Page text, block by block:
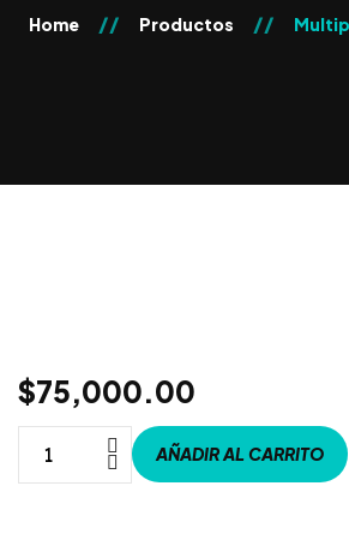
Home Productos
$75,000.00
AÑADIR AL CARRITO